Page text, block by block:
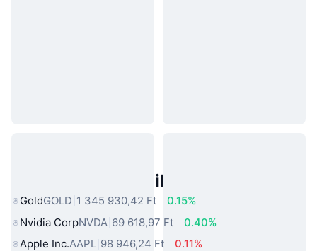
Népszerű Való Világbeli Eszközök
GoldGOLD 1 345 930,42 Ft
0.15%
Nvidia CorpNVDA 69 618,97 Ft
0.40%
Apple Inc.AAPL 98 946,24 Ft 0.11%